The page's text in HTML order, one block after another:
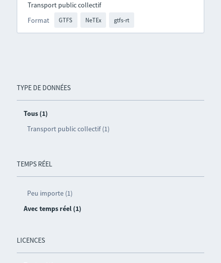
TYPE DE DONNÉES
Tous (1)
Transport public collectif (1)
TEMPS RÉEL
Peu importe (1)
Avec temps réel (1)
LICENCES
Format GTFS NeTEx gtfs-rt
Transport public collectif